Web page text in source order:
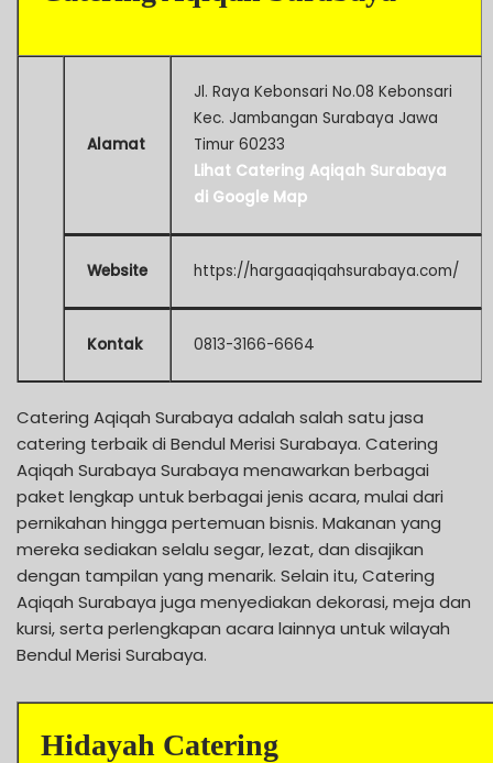
Alamat
Jl. Raya Kebonsari No.08 Kebonsari
Kec. Jambangan Surabaya Jawa
Timur 60233
Lihat Catering Aqiqah Surabaya
di Google Map
Website https://hargaaqiqahsurabaya.com/
Kontak 0813-3166-6664
Catering Aqiqah Surabaya adalah salah satu jasa
catering terbaik di Bendul Merisi Surabaya. Catering
Aqiqah Surabaya Surabaya menawarkan berbagai
paket lengkap untuk berbagai jenis acara, mulai dari
pernikahan hingga pertemuan bisnis. Makanan yang
mereka sediakan selalu segar, lezat, dan disajikan
dengan tampilan yang menarik. Selain itu, Catering
Aqiqah Surabaya juga menyediakan dekorasi, meja dan
kursi, serta perlengkapan acara lainnya untuk wilayah
Bendul Merisi Surabaya.
Hidayah Catering